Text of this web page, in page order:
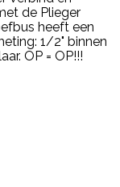
de Plieger
heeft een
1/2" binnen
OP = OP!!!